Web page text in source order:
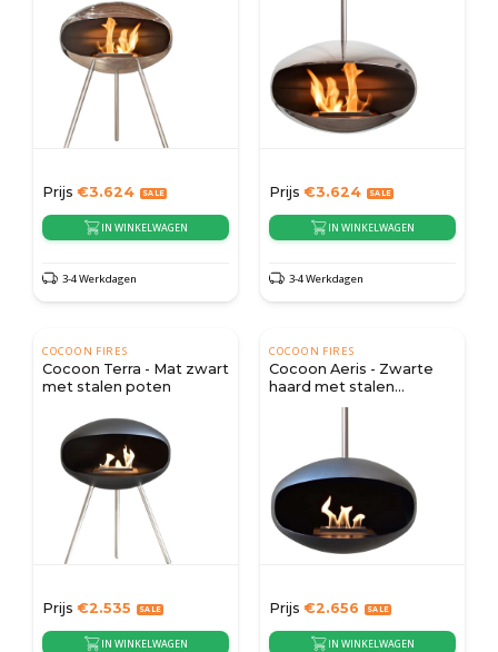
Prijs €3.624
IN WINKELWAGEN
3-4 Werkdagen
Prijs €3.624
IN WINKELWAGEN
3-4 Werkdagen
COCOON FIRES
Cocoon Terra - Mat zwart
met stalen poten
Prijs €2.535
IN WINKELWAGEN
COCOON FIRES
Cocoon Aeris - Zwarte
haard met stalen
bevestigingspaal
Prijs €2.656
IN WINKELWAGEN